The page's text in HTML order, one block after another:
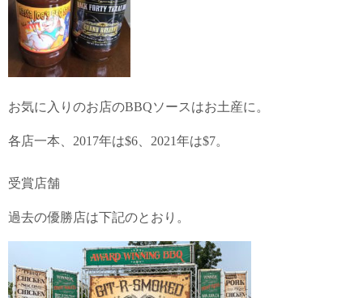
お気に入りのお店のBBQソースはお土産に。
各店一本、2017年は$6、2021年は$7。
受賞店舗
過去の優勝店は下記のとおり。